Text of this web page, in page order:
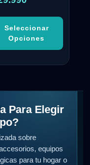
Seleccionar
Opciones
Para Elegir
sobre
equipos
para tu hogar o